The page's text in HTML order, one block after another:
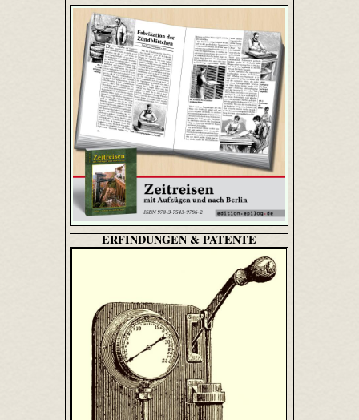
ERFINDUNGEN & PATENTE